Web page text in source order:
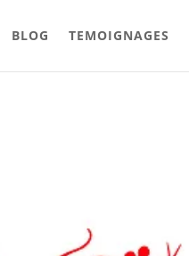
BLOG TEMOIGNAGES